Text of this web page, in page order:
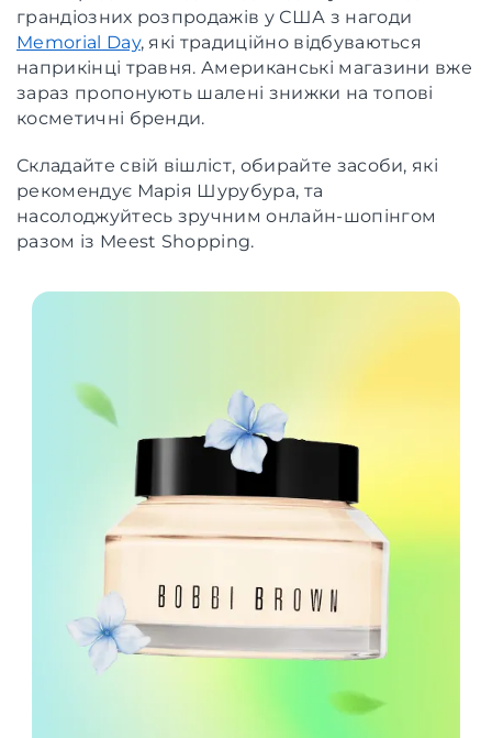
грандіозних розпродажів у США з нагоди
Memorial Day, які традиційно відбуваються
наприкінці травня. Американські магазини вже
зараз пропонують шалені знижки на топові
косметичні бренди.
Складайте свій вішліст, обирайте засоби, які
рекомендує Марія Шурубура, та
насолоджуйтесь зручним онлайн-шопінгом
разом із Meest Shopping.